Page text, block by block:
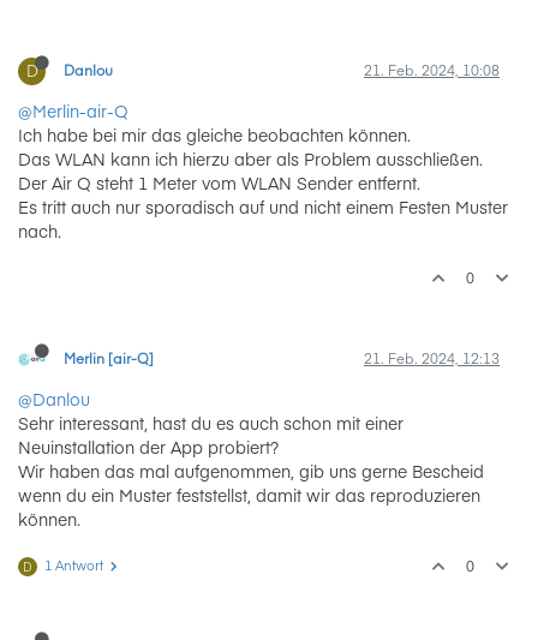
D Danlou 21. Feb. 2024, 10:08
@Merlin-air-Q
Ich habe bei mir das gleiche beobachten können.
Das WLAN kann ich hierzu aber als Problem ausschließen.
Der Air Q steht 1 Meter vom WLAN Sender entfernt.
Es tritt auch nur sporadisch auf und nicht einem Festen Muster
nach.
0
Merlin [air-Q] 21. Feb. 2024, 12:13
@Danlou
Sehr interessant, hast du es auch schon mit einer
Neuinstallation der App probiert?
Wir haben das mal aufgenommen, gib uns gerne Bescheid
wenn du ein Muster feststellst, damit wir das reproduzieren
können.
D 1 Antwort 0